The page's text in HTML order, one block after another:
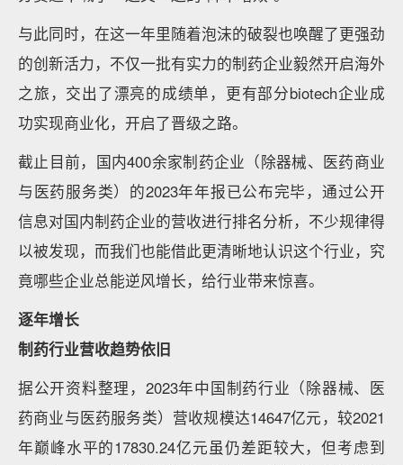
与此同时，在这一年里随着泡沫的破裂也唤醒了更强劲
的创新活力，不仅一批有实力的制药企业毅然开启海外
之旅，交出了漂亮的成绩单，更有部分biotech企业成
功实现商业化，开启了晋级之路。
截止目前，国内400余家制药企业（除器械、医药商业
与医药服务类）的2023年年报已公布完毕，通过公开
信息对国内制药企业的营收进行排名分析，不少规律得
以被发现，而我们也能借此更清晰地认识这个行业，究
竟哪些企业总能逆风增长，给行业带来惊喜。
逐年增长
制药行业营收趋势依旧
据公开资料整理，2023年中国制药行业（除器械、医
药商业与医药服务类）营收规模达14647亿元，较2021
年巅峰水平的17830.24亿元虽仍差距较大，但考虑到